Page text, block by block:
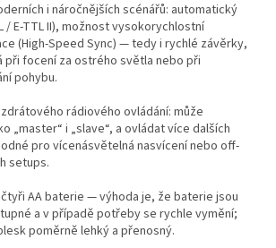
i náročnějších scénářů: automatický
/ E-TTL II), možnost vysokorychlostní
(High-Speed Sync) — tedy i rychlé závěrky,
při focení za ostrého světla nebo při
pohybu.
rádiového ovládání: může
„master“ i „slave“, a ovládat více dalších
pro vícenásvětelná nasvícení nebo off-
setups.
čtyři AA baterie — výhoda je, že baterie jsou
a v případě potřeby se rychle vymění;
poměrně lehký a přenosný.